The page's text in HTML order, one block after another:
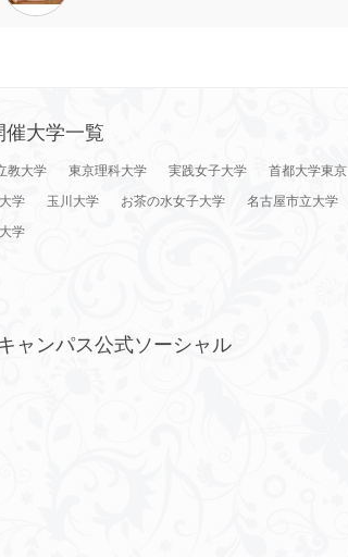
催大学一覧
教大学 東京理科大学 実践女子大学 首都大学東京
学 玉川大学 お茶の水女子大学
名古屋市立大学
学
ャンパス公式ソーシャル